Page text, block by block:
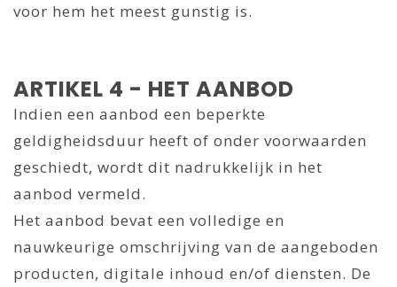
voor hem het meest gunstig is.
ARTIKEL 4 - HET AANBOD
Indien een aanbod een beperkte
geldigheidsduur heeft of onder voorwaarden
geschiedt, wordt dit nadrukkelijk in het
aanbod vermeld.
Het aanbod bevat een volledige en
nauwkeurige omschrijving van de aangeboden
producten, digitale inhoud en/of diensten. De